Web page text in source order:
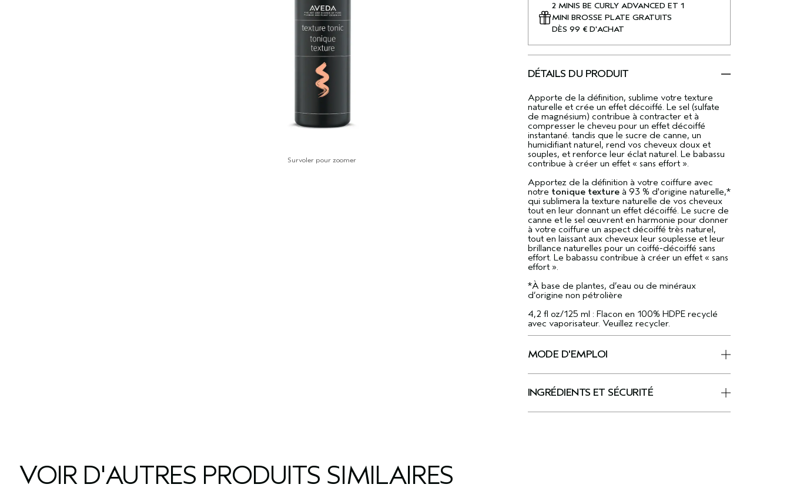
Survoler pour zoomer
2 MINIS BE CURLY ADVANCED ET 1
MINI BROSSE PLATE GRATUITS
DÈS 99 € D'ACHAT
DÉTAILS DU PRODUIT
Apporte de la définition, sublime votre texture
naturelle et crée un effet décoiffé. Le sel (sulfate
de magnésium) contribue à contracter et à
compresser le cheveu pour un effet décoiffé
instantané. tandis que le sucre de canne, un
humidifiant naturel, rend vos cheveux doux et
souples, et renforce leur éclat naturel. Le babassu
contribue à créer un effet « sans effort ».
Apportez de la définition à votre coiffure avec
notre tonique textureà 93 % d'origine naturelle,*
qui sublimera la texture naturelle de vos cheveux
tout en leur donnant un effet décoiffé. Le sucre de
canne et le sel œuvrent en harmonie pour donner
à votre coiffure un aspect décoiffé très naturel,
tout en laissant aux cheveux leur souplesse et leur
brillance naturelles pour un coiffé-décoiffé sans
effort. Le babassu contribue à créer un effet « sans
effort ».
*À base de plantes, d’eau ou de minéraux
d’origine non pétrolière
4,2 fl oz/125 ml : Flacon en 100% HDPE recyclé
avec vaporisateur. Veuillez recycler.
MODE D'EMPLOI
INGRÉDIENTS ET SÉCURITÉ
VOIR D'AUTRES PRODUITS SIMILAIRES